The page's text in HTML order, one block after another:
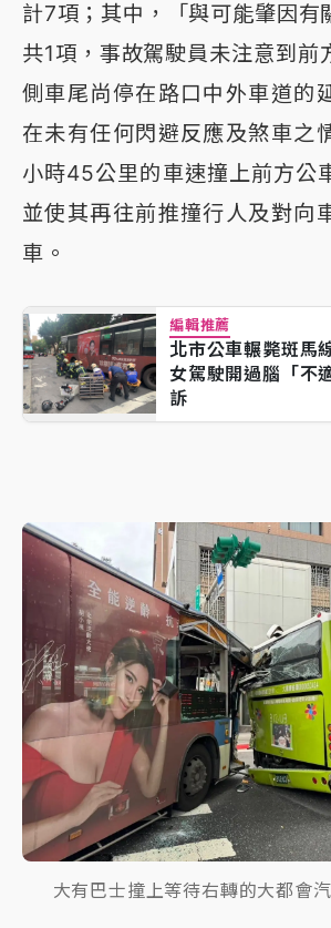
計7項；其中，「與可能肇因有
共1項，事故駕駛員未注意到前
側車尾尚停在路口中外車道的
在未有任何閃避反應及煞車之
小時45公里的車速撞上前方公
並使其再往前推撞行人及對向
車。
編輯推薦
北市公車輾斃斑
女駕駛開過腦「不
訴
大有巴士撞上等待右轉的大都會